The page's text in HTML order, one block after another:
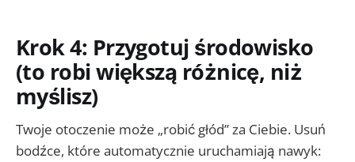
Krok 4: Przygotuj środowisko
(to robi większą różnicę, niż
myślisz)
Twoje otoczenie może „robić głód” za Ciebie. Usuń
bodźce, które automatycznie uruchamiają nawyk: